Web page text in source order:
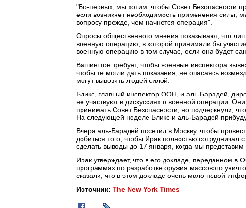
"Во-первых, мы хотим, чтобы Совет Безопасности
если возникнет необходимость применения силы,
вопросу прежде, чем начнется операция".
Опросы общественного мнения показывают, что
военную операцию, в которой принимали бы
военную операцию в том случае, если она будет
Вашингтон требует, чтобы военные инспектора
чтобы те могли дать показания, не опасаясь
могут вывозить людей силой.
Бликс, главный инспектор ООН, и аль-Барадей,
не участвуют в дискуссиях о военной операции.
принимать Совет Безопасности, но подчеркнули,
На следующей неделе Бликс и аль-Барадей
Вчера аль-Барадей посетил в Москву, чтобы
добиться того, чтобы Ирак полностью
сделать выводы до 17 января, когда мы представим
Ирак утверждает, что в его докладе, переданном в
программах по разработке оружия массового
сказали, что в этом докладе очень мало новой
Источник: The New York Times